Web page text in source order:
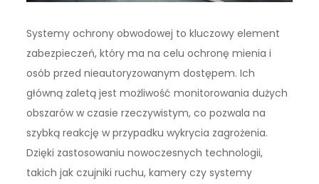
Systemy ochrony obwodowej to kluczowy element
zabezpieczeń, który ma na celu ochronę mienia i
osób przed nieautoryzowanym dostępem. Ich
główną zaletą jest możliwość monitorowania dużych
obszarów w czasie rzeczywistym, co pozwala na
szybką reakcję w przypadku wykrycia zagrożenia.
Dzięki zastosowaniu nowoczesnych technologii,
takich jak czujniki ruchu, kamery czy systemy